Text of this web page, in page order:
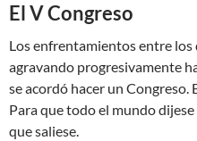
El V Congreso
Los enfrentamientos entre los
agravando progresivamente
se acordó hacer un Congreso.
Para que todo el mundo
que saliese.